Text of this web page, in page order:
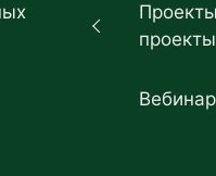
проекты